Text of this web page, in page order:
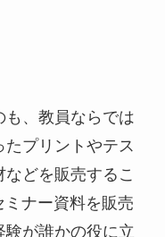
も、教員ならでは
プリントやテス
などを販売するこ
ナー資料を販売
験が誰かの役に立